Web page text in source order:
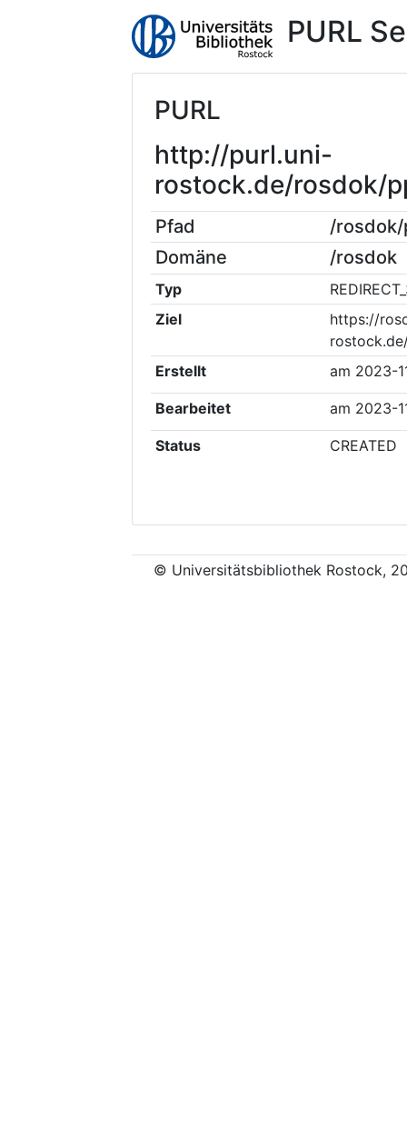
PURL
PURL
http://purl.uni-
rostock.de/rosdok/
Pfad
/rosdok/
Domäne
/rosdok
Typ
Ziel
https://
Erstellt
am 2023-
Bearbeitet am 2023-
Status CREATED
© Universitätsbibliothek Rostock,